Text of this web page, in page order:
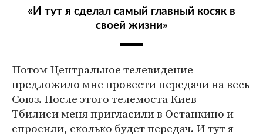
«И тут я сделал самый главный косяк в
своей жизни»
Потом Центральное телевидение
предложило мне провести передачи на весь
Союз. После этого телемоста Киев —
Тбилиси меня пригласили в Останкино и
спросили, сколько будет передач. И тут я